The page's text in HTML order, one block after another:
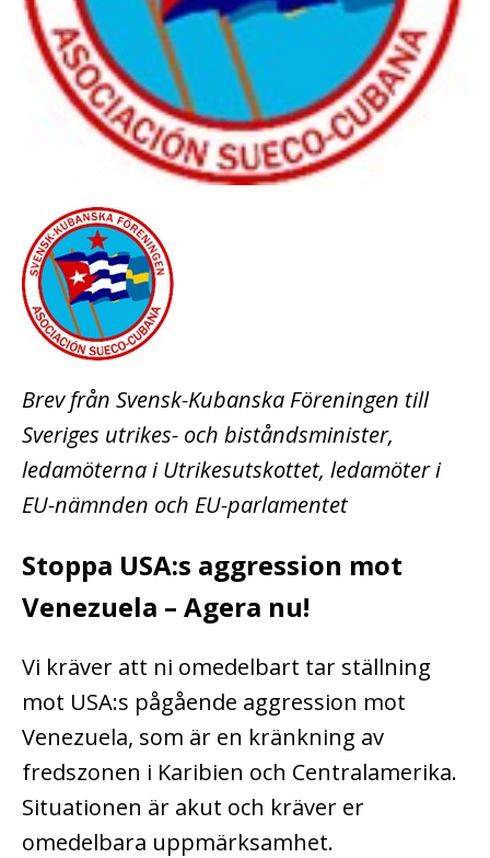
Brev från Svensk-Kubanska Föreningen till
Sveriges utrikes- och biståndsminister,
ledamöterna i Utrikesutskottet, ledamöter i
EU-nämnden och EU-parlamentet
Stoppa USA:s aggression mot
Venezuela – Agera nu!
Vi kräver att ni omedelbart tar ställning
mot USA:s pågående aggression mot
Venezuela, som är en kränkning av
fredszonen i Karibien och Centralamerika.
Situationen är akut och kräver er
omedelbara uppmärksamhet.